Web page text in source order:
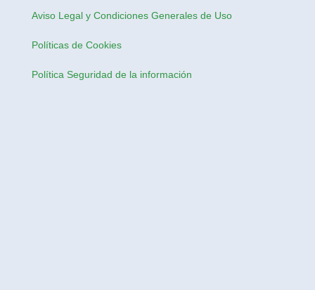
Aviso Legal y Condiciones Generales de Uso
Políticas de Cookies
Política Seguridad de la información